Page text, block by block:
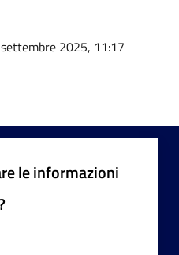
2025, 11:17
le informazioni